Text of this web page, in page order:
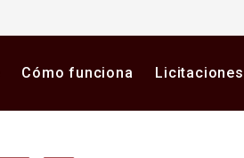
Cómo funciona Licitaciones